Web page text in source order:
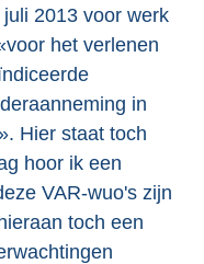
2013 voor werk
het verlenen
in
Hier staat toch
hoor ik een
VAR-wuo's zijn
toch een